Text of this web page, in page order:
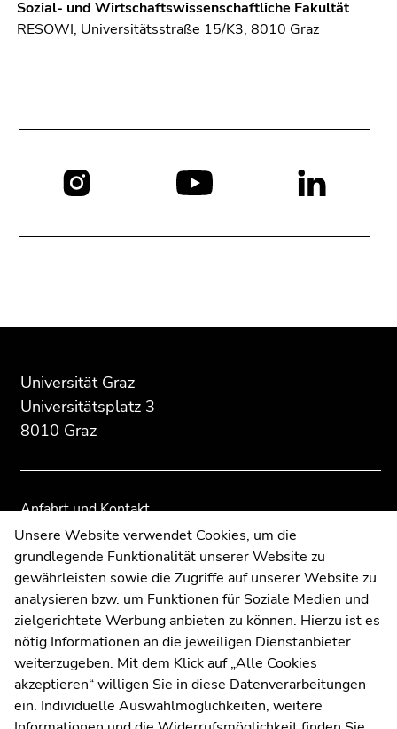
Sozial- und Wirtschaftswissenschaftliche Fakultät
RESOWI, Universitätsstraße 15/K3, 8010 Graz
Seitenbereichs:
Zusatzinformationen:
Universität Graz
Universitätsplatz 3
8010 Graz
Anfahrt und Kontakt
Kommunikation und Öffentlichkeitsarbeit
Moodle
UNIGRAZonline
Impressum
Datenschutzerklärung
Cookie-Einstellungen
Barrierefreiheitserklärung
Seitenbereichs.
Übersicht
Seitenbereichs.
Übersicht
Unsere Website verwendet Cookies, um die
grundlegende Funktionalität unserer Website zu
gewährleisten sowie die Zugriffe auf unserer Website zu
analysieren bzw. um Funktionen für Soziale Medien und
zielgerichtete Werbung anbieten zu können. Hierzu ist es
nötig Informationen an die jeweiligen Dienstanbieter
weiterzugeben. Mit dem Klick auf „Alle Cookies
akzeptieren“ willigen Sie in diese Datenverarbeitungen
ein. Individuelle Auswahlmöglichkeiten, weitere